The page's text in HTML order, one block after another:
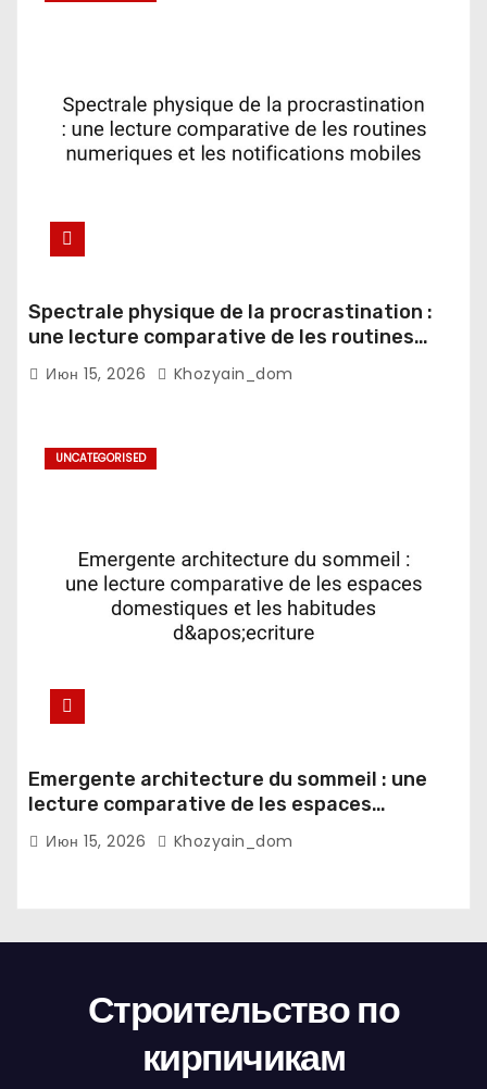
Spectrale physique de la procrastination :
une lecture comparative de les routines
numeriques et les notifications mobiles
Июн 15, 2026 Khozyain_dom
UNCATEGORISED
Emergente architecture du sommeil : une
lecture comparative de les espaces
domestiques et les habitudes d'ecriture
Июн 15, 2026 Khozyain_dom
Строительство по
кирпичикам